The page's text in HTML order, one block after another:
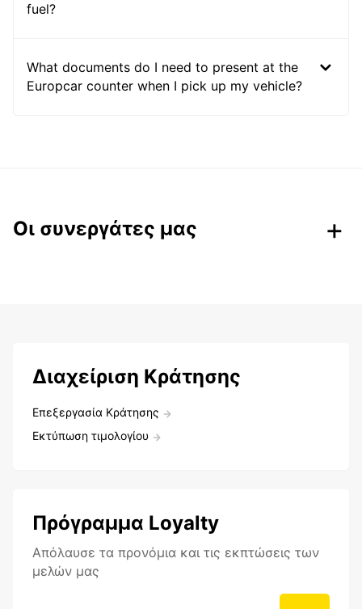
fuel?
What documents do I need to present at the
Europcar counter when I pick up my vehicle?
Οι συνεργάτες μας
Διαχείριση Κράτησης
Επεξεργασία Κράτησης
Εκτύπωση τιμολογίου
Πρόγραμμα Loyalty
Aπόλαυσε τα προνόμια και τις εκπτώσεις των
μελών μας